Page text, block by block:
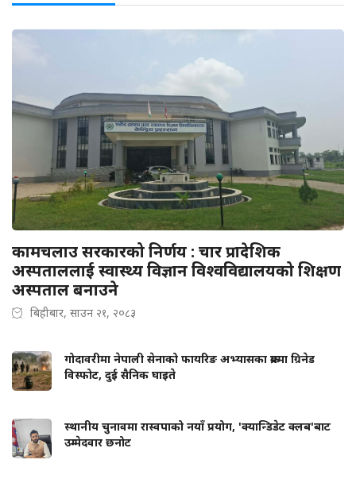
कामचलाउ सरकारको निर्णय : चार प्रादेशिक
अस्पताललाई स्वास्थ्य विज्ञान विश्वविद्यालयको शिक्षण
अस्पताल बनाउने
बिहीबार, साउन २१, २०८३
गोदावरीमा नेपाली सेनाको फायरिङ अभ्यासका क्रममा ग्रिनेड
विस्फोट, दुई सैनिक घाइते
स्थानीय चुनावमा रास्वपाको नयाँ प्रयोग, 'क्यान्डिडेट क्लब'बाट
उम्मेदवार छनोट